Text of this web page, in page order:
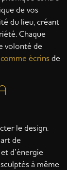
de vos
du lieu, créant
Chaque
volonté de
écrinsde
le design.
de
d’énergie
à même